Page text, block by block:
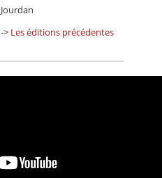
Jourdan
-> Les éditions précédentes